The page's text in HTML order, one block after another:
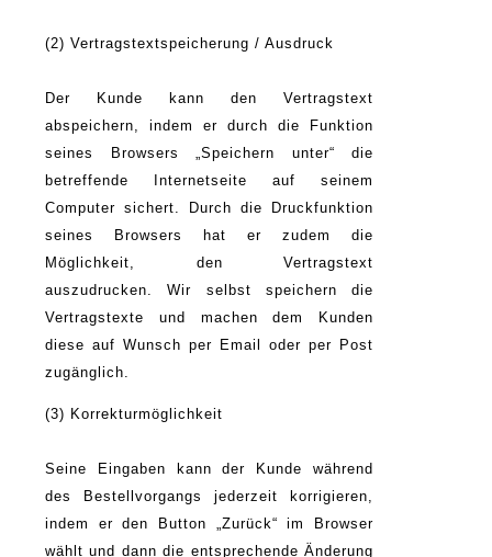
(2) Vertragstextspeicherung / Ausdruck
Der Kunde kann den Vertragstext
abspeichern, indem er durch die Funktion
seines Browsers „Speichern unter“ die
betreffende Internetseite auf seinem
Computer sichert. Durch die Druckfunktion
seines Browsers hat er zudem die
Möglichkeit, den Vertragstext
auszudrucken. Wir selbst speichern die
Vertragstexte und machen dem Kunden
diese auf Wunsch per Email oder per Post
zugänglich.
(3) Korrekturmöglichkeit
Seine Eingaben kann der Kunde während
des Bestellvorgangs jederzeit korrigieren,
indem er den Button „Zurück“ im Browser
wählt und dann die entsprechende Änderung